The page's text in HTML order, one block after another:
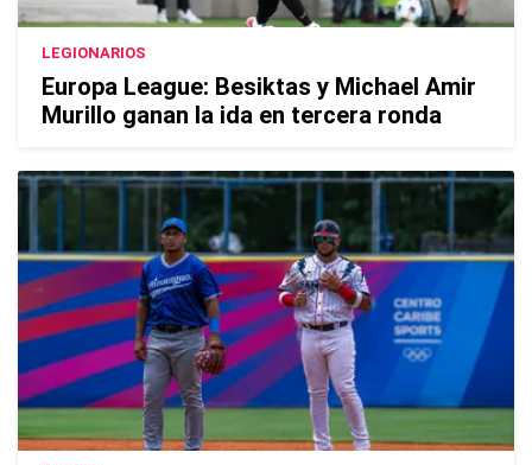
LEGIONARIOS
Europa League: Besiktas y Michael Amir
Murillo ganan la ida en tercera ronda